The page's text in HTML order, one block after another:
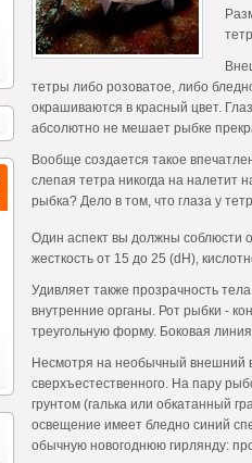
тетры либо розоватое, либо
окрашиваются в красный цвет.
абсолютно не мешает рыбке
Вообще создается такое
слепая тетра никогда на налетит
рыбка? Дело в том, что глаза у
Один аспект вы должны соблюсти
жесткость от 15 до 25 (dH),
Удивляет также прозрачность
внутренние органы. Рот рыбки -
треугольную форму. Боковая
Несмотря на необычный внешний
сверхъестественного. На пару
грунтом (галька или обкатанный
освещение имеет бледно синий
обычную новогоднюю гирлянду: